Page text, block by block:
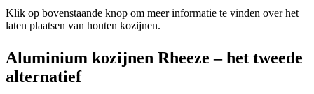
Klik op bovenstaande knop om meer informatie te vinden over het
laten plaatsen van houten kozijnen.
Aluminium kozijnen Rheeze – het tweede
alternatief